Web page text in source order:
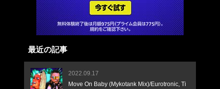
最近の記事
2022.09.17
Move On Baby (Mykotank Mix)/Eurotronic, Ti